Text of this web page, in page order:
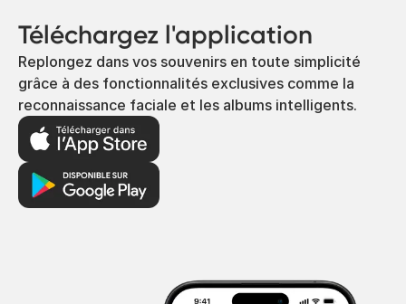
Téléchargez l'application
Replongez dans vos souvenirs en toute simplicité
grâce à des fonctionnalités exclusives comme la
reconnaissance faciale et les albums intelligents.